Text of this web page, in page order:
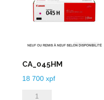
CA_045HM
18 700 xpf
quantité